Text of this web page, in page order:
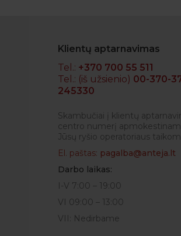
Klientų aptarnavimas
Tel.: +370 700 55 511
Tel.: (iš užsienio) 00-370-
245330
Skambučiai į klientų
centro numerį
Jūsų ryšio operatoriaus
El. paštas: pagalba@anteja.lt
Darbo laikas:
I-V 7:00 – 19:00
VI 09:00 – 13:00
VII: Nedirbame
IGLĖ